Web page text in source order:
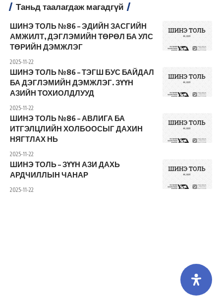
Таньд таалагдаж магадгүй
ШИНЭ ТОЛЬ №86 – ЭДИЙН ЗАСГИЙН
АМЖИЛТ, ДЭГЛЭМИЙН ТӨРӨЛ БА УЛС
ТӨРИЙН ДЭМЖЛЭГ
2025-11-22
ШИНЭ ТОЛЬ №86 – ТЭГШ БУС БАЙДАЛ
БА ДЭГЛЭМИЙН ДЭМЖЛЭГ. ЗҮҮН
АЗИЙН ТОХИОЛДЛУУД
2025-11-22
ШИНЭ ТОЛЬ №86 – АВЛИГА БА
ИТГЭЛЦЛИЙН ХОЛБООСЫГ ДАХИН
НЯГТЛАХ НЬ
2025-11-22
ШИНЭ ТОЛЬ – ЗҮҮН АЗИ ДАХЬ
АРДЧИЛЛЫН ЧАНАР
2025-11-22